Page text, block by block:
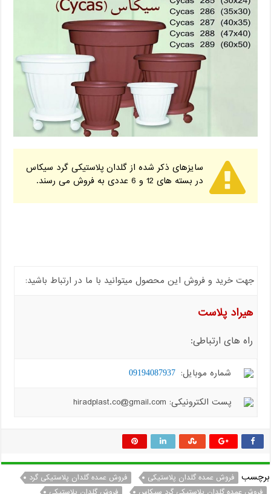
سایزهای ذکر شده از گلدان پلاستیکی گرد سیکاس
در بسته های 12 و 6 عددی به فروش می رسند.
جهت خرید و فروش این محصول میتوانید با ما در ارتباط باشید:
هیراد پلاست
راه های ارتباطی:
شماره موبایل: 09194087937
پست الکترونیکی: hiradplast.co@gmail.com
برچسب فروش عمده گلدان پلاستیکی
فروش عمده گلدان پلاستیکی گرد